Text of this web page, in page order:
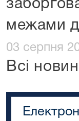
межами
03 серпня
Всі